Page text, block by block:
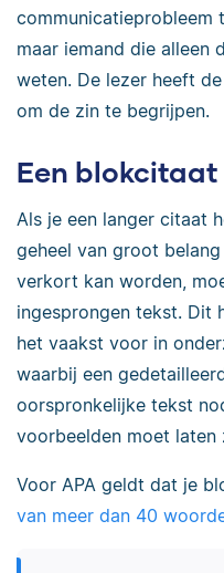
communicatieprobleem
maar iemand die alleen
weten. De lezer heeft
om de zin te begrijpen.
Een
Als je een langer citaat
geheel van groot
verkort kan worden,
ingesprongen tekst. Dit
het vaakst voor in
waarbij een
oorspronkelijke tekst
voorbeelden moet laten
Voor APA geldt dat je
van meer dan 40